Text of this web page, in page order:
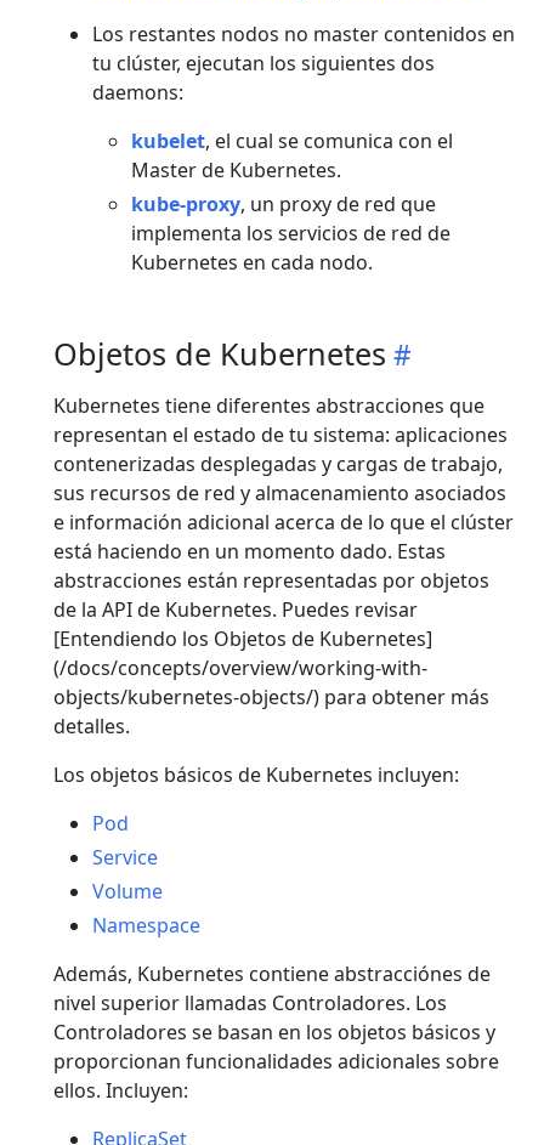
Los restantes nodos no master contenidos en
tu clúster, ejecutan los siguientes dos
daemons:
kubelet, el cual se comunica con el
Master de Kubernetes.
kube-proxy, un proxy de red que
implementa los servicios de red de
Kubernetes en cada nodo.
Objetos de Kubernetes
Kubernetes tiene diferentes abstracciones que
representan el estado de tu sistema: aplicaciones
contenerizadas desplegadas y cargas de trabajo,
sus recursos de red y almacenamiento asociados
e información adicional acerca de lo que el clúster
está haciendo en un momento dado. Estas
abstracciones están representadas por objetos
de la API de Kubernetes. Puedes revisar
[Entendiendo los Objetos de Kubernetes]
(/docs/concepts/overview/working-with-
objects/kubernetes-objects/) para obtener más
detalles.
Los objetos básicos de Kubernetes incluyen:
Pod
Service
Volume
Namespace
Además, Kubernetes contiene abstracciónes de
nivel superior llamadas Controladores. Los
Controladores se basan en los objetos básicos y
proporcionan funcionalidades adicionales sobre
ellos. Incluyen:
ReplicaSet